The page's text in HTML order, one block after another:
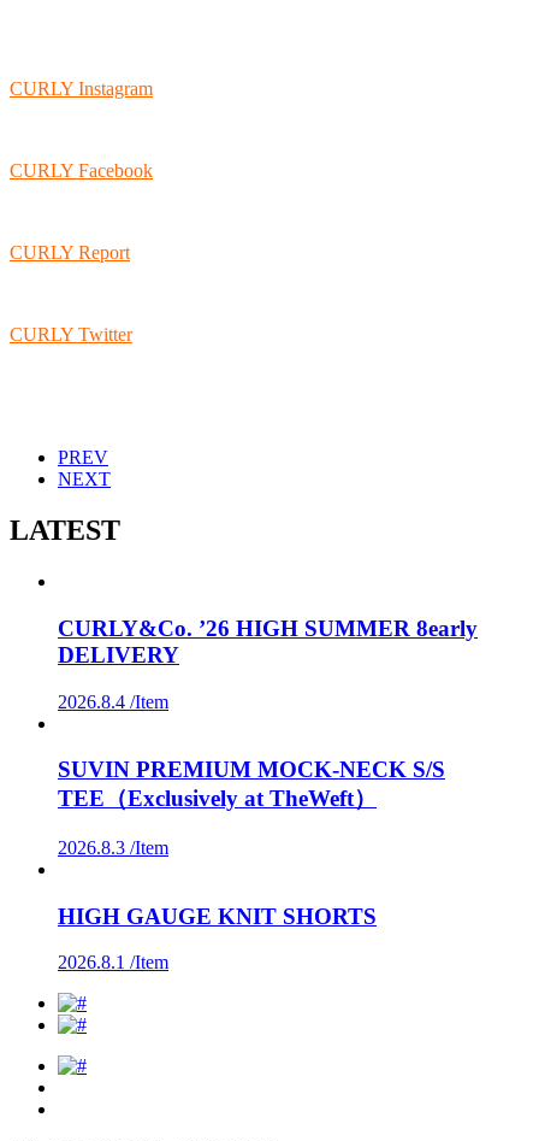
CURLY Instagram
CURLY Facebook
CURLY Report
CURLY Twitter
PREV
NEXT
LATEST
CURLY&Co. ’26 HIGH SUMMER 8early
DELIVERY
2026.8.4 /Item
SUVIN PREMIUM MOCK-NECK S/S
TEE（Exclusively at TheWeft）
2026.8.3 /Item
HIGH GAUGE KNIT SHORTS
2026.8.1 /Item